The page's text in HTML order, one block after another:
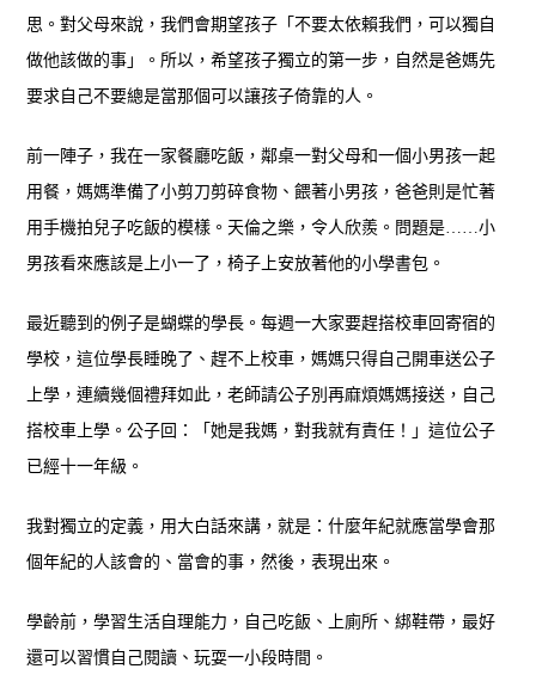
思。對父母來說，我們會期望孩子「不要太依賴我們，可以獨自
做他該做的事」。所以，希望孩子獨立的第一步，自然是爸媽先
要求自己不要總是當那個可以讓孩子倚靠的人。
前一陣子，我在一家餐廳吃飯，鄰桌一對父母和一個小男孩一起
用餐，媽媽準備了小剪刀剪碎食物、餵著小男孩，爸爸則是忙著
用手機拍兒子吃飯的模樣。天倫之樂，令人欣羨。問題是……小
男孩看來應該是上小一了，椅子上安放著他的小學書包。
最近聽到的例子是蝴蝶的學長。每週一大家要趕搭校車回寄宿的
學校，這位學長睡晚了、趕不上校車，媽媽只得自己開車送公子
上學，連續幾個禮拜如此，老師請公子別再麻煩媽媽接送，自己
搭校車上學。公子回：「她是我媽，對我就有責任！」這位公子
已經十一年級。
我對獨立的定義，用大白話來講，就是：什麼年紀就應當學會那
個年紀的人該會的、當會的事，然後，表現出來。
學齡前，學習生活自理能力，自己吃飯、上廁所、綁鞋帶，最好
還可以習慣自己閱讀、玩耍一小段時間。